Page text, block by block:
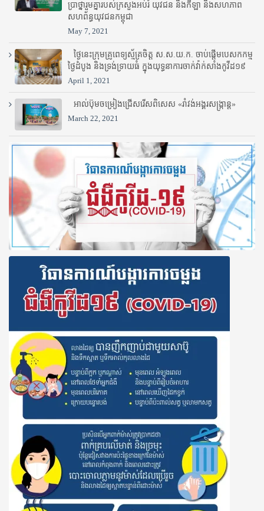
ប្រាថ្នារួមគ្នារបស់ក្រសួងអប់រំ​ យុវជន និងកីឡា និងសហភាព
សហព័ន្ធយុវជនកម្ពុជា
May 7, 2021
ថ្ងៃនេះក្រុមគ្រូពេទ្យស្ម័គ្រចិត្ត ស.ស.យ.ក. ចាប់ផ្តើមបេសកកម្ម
ថ្ងៃដំបូង និងទ្រង់ទ្រាយធំ ក្នុងយុទ្ធនាការចាក់វ៉ាក់សាំងកូវីដ១៩
April 1, 2021
អាល់ប៊ុមចម្រៀងជ្រើសរើសពិសេស «រាំវង់អង្គរសង្ក្រាន្ត»
March 22, 2021